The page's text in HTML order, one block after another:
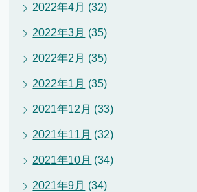
2022年4月 (32)
2022年3月 (35)
2022年2月 (35)
2022年1月 (35)
2021年12月 (33)
2021年11月 (32)
2021年10月 (34)
2021年9月 (34)